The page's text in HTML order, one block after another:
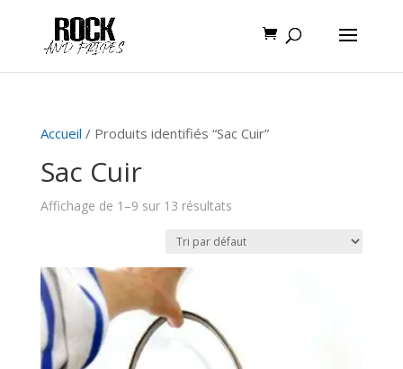
Accueil / Produits identifiés “Sac Cuir”
Sac Cuir
Affichage de 1–9 sur 13 résultats